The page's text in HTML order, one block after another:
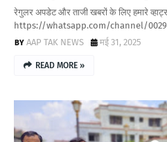
रेगुलर अपडेट और ताजी खबरों के लिए हमारे
https://whatsapp.com/channel/
AAP TAK NEWS
मई 31, 2025
READ MORE »